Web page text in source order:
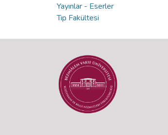
Yayınlar - Eserler
Tıp Fakültesi